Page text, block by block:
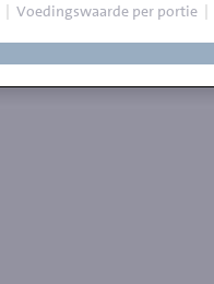
| Voedingswaarde per portie |